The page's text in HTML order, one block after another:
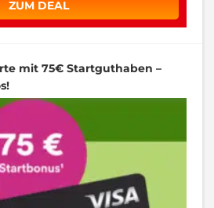
ZUM DEAL
mit 75€ Startguthaben –